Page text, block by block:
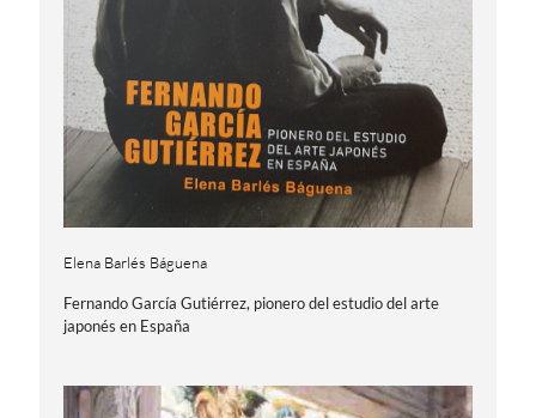
Elena Barlés Báguena
Fernando García Gutiérrez, pionero del estudio del arte
japonés en España